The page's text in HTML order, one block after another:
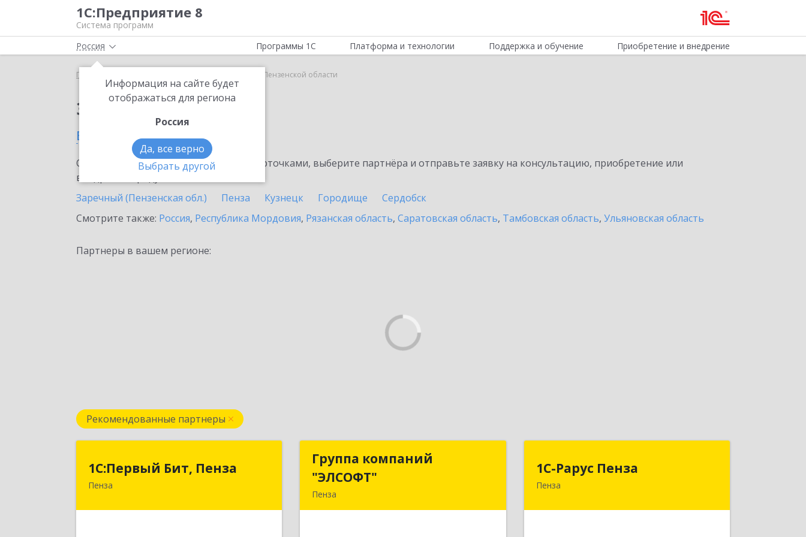
1С:Предприятие 8
Система программ
Россия
Информация на сайте будет
отображаться для региона
Россия
Да, все верно
Выбрать другой
Программы 1С Платформа и технологии Поддержка и обучение Приобретение и внедрение
Главная Smartway в Пензенской области
Заказать Smartway
в Пензенской области
Ознакомьтесь с информационными карточками, выберите партнёра и отправьте заявку на консультацию, приобретение или
внедрение продукта.
Заречный (Пензенская обл.)
Пенза Кузнецк Городище
Сердобск
Смотрите также: Россия, Республика Мордовия, Рязанская область, Саратовская область, Тамбовская область, Ульяновская область
Партнеры в вашем регионе:
Рекомендованные партнеры
1С:Первый Бит, Пенза
Пенза
1С:Первый Бит, Пенза
Группа компаний
"ЭЛСОФТ"
Пенза
Группа компаний
1С-Рарус Пенза
Пенза